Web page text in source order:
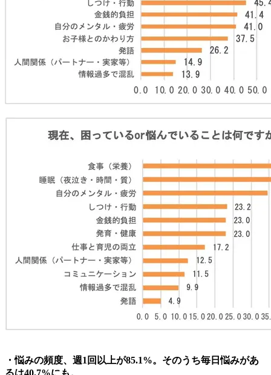
・悩みの頻度、週1回以上が85.1%。そのうち毎日悩みがあ
るは40.7%にも。